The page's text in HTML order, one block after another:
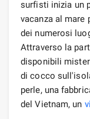
surfisti inizia un
vacanza al mare
dei numerosi
Attraverso la
disponibili
di cocco
perle, una
del Vietnam, un